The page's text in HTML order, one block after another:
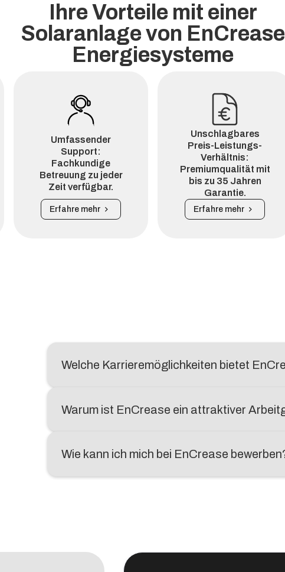
Ihre Vorteile mit einer
Solaranlage von EnCrease
Energiesysteme
Umfassender
Support:
Fachkundige
Betreuung zu jeder
Zeit verfügbar.
Erfahre mehr
Unschlagbares
Preis-Leistungs-
Verhältnis:
Premiumqualität mit
bis zu 35 Jahren
Garantie.
Erfahre mehr
Welche Karrieremöglichkeiten bietet
Warum ist EnCrease ein attraktiver
Wie kann ich mich bei EnCrease